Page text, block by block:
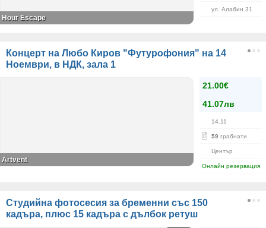
ул. Алабин 31
Hour Escape
Концерт на Любо Киров "Футурофония" на 14
Ноември, в НДК, зала 1
21.00€
41.07лв
14.11
59 грабнати
Център
Онлайн резервация
Artvent
Студийна фотосесия за бременни със 150
кадъра, плюс 15 кадъра с дълбок ретуш